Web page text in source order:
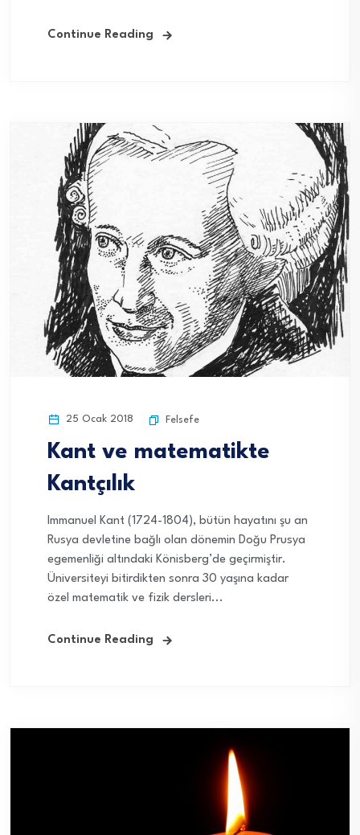
Continue Reading
25 Ocak 2018 Felsefe
Kant ve matematikte
Kantçılık
Immanuel Kant (1724-1804), bütün hayatını şu an
Rusya devletine bağlı olan dönemin Doğu Prusya
egemenliği altındaki Könisberg’de geçirmiştir.
Üniversiteyi bitirdikten sonra 30 yaşına kadar
özel matematik ve fizik dersleri...
Continue Reading